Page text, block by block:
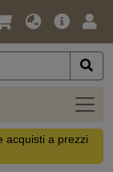
Lingua
Valuta
Offerta
acquisti a prezzi